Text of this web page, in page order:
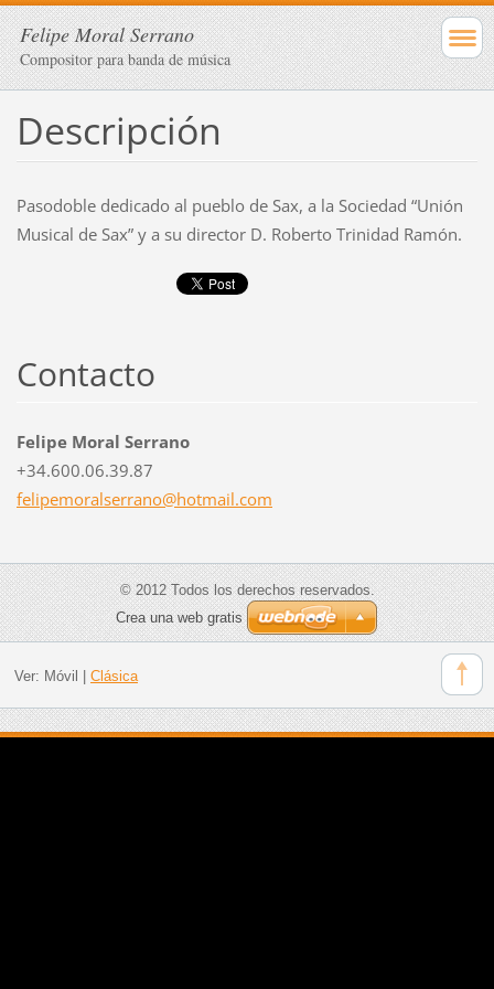
Felipe Moral Serrano
Compositor para banda de música
Descripción
Pasodoble dedicado al pueblo de Sax, a la Sociedad “Unión
Musical de Sax” y a su director D. Roberto Trinidad Ramón.
Contacto
Felipe Moral Serrano
+34.600.06.39.87
felipemoralserrano@hotmail.com
© 2012 Todos los derechos reservados.
Crea una web gratis
Ver: Móvil | Clásica